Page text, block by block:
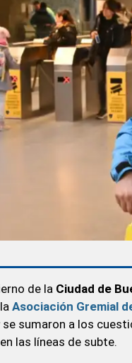
de la Ciudad de
Asociación Gremial
sumaron a los
las líneas de subte.